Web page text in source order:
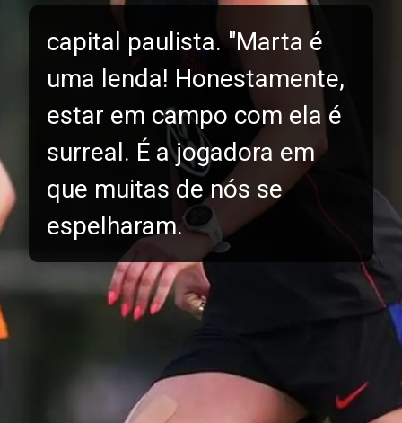
capital paulista. "Marta é
uma lenda! Honestamente,
estar em campo com ela é
surreal. É a jogadora em
que muitas de nós se
espelharam.